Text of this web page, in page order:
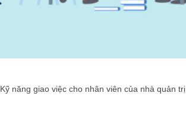
Kỹ năng giao việc cho nhân viên của nhà quản trị